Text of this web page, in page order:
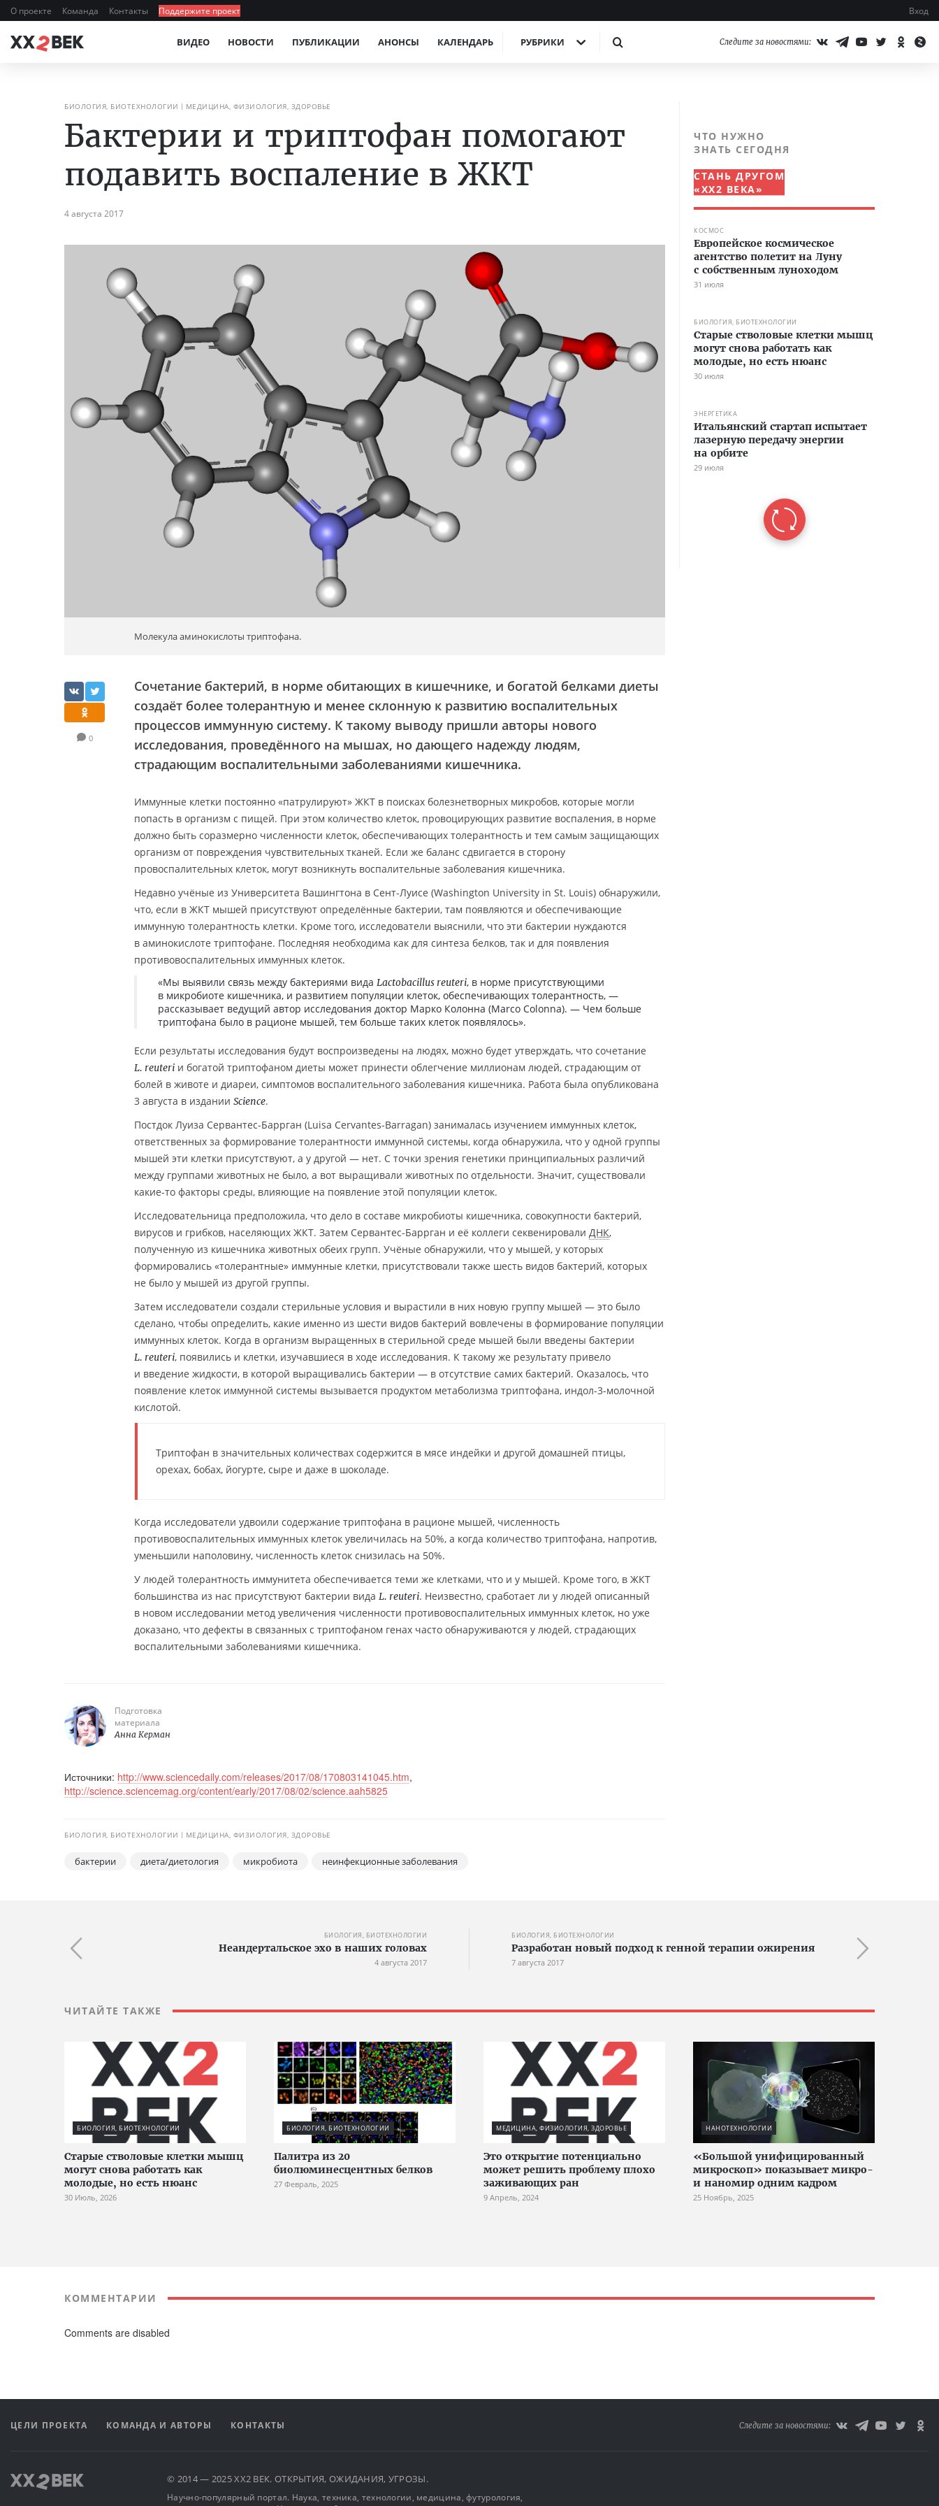
О проекте Команда Контакты Поддержите проект Вход
ВИДЕО НОВОСТИ ПУБЛИКАЦИИ АНОНСЫ КАЛЕНДАРЬ РУБРИКИ Следите за новостями:
БИОЛОГИЯ, БИОТЕХНОЛОГИИ МЕДИЦИНА, ФИЗИОЛОГИЯ, ЗДОРОВЬЕ
Бактерии и триптофан помогают
подавить воспаление в ЖКТ
4 августа 2017
Молекула аминокислоты триптофана.
0
Сочетание бактерий, в норме обитающих в кишечнике, и богатой белками диеты
создаёт более толерантную и менее склонную к развитию воспалительных
процессов иммунную систему. К такому выводу пришли авторы нового
исследования, проведённого на мышах, но дающего надежду людям,
страдающим воспалительными заболеваниями кишечника.
Иммунные клетки постоянно «патрулируют» ЖКТ в поисках болезнетворных микробов, которые могли
попасть в организм с пищей. При этом количество клеток, провоцирующих развитие воспаления, в норме
должно быть соразмерно численности клеток, обеспечивающих толерантность и тем самым защищающих
организм от повреждения чувствительных тканей. Если же баланс сдвигается в сторону
провоспалительных клеток, могут возникнуть воспалительные заболевания кишечника.
Недавно учёные из Университета Вашингтона в Сент-Луисе (Washington University in St. Louis) обнаружили,
что, если в ЖКТ мышей присутствуют определённые бактерии, там появляются и обеспечивающие
иммунную толерантность клетки. Кроме того, исследователи выяснили, что эти бактерии нуждаются
в аминокислоте триптофане. Последняя необходима как для синтеза белков, так и для появления
противовоспалительных иммунных клеток.
«Мы выявили связь между бактериями вида Lactobacillus reuteri, в норме присутствующими
в микробиоте кишечника, и развитием популяции клеток, обеспечивающих толерантность, —
рассказывает ведущий автор исследования доктор Марко Колонна (Marco Colonna). — Чем больше
триптофана было в рационе мышей, тем больше таких клеток появлялось».
Если результаты исследования будут воспроизведены на людях, можно будет утверждать, что сочетание
L. reuteri и богатой триптофаном диеты может принести облегчение миллионам людей, страдающим от
болей в животе и диареи, симптомов воспалительного заболевания кишечника. Работа была опубликована
3 августа в издании Science.
Постдок Луиза Сервантес-Баррган (Luisa Cervantes-Barragan) занималась изучением иммунных клеток,
ответственных за формирование толерантности иммунной системы, когда обнаружила, что у одной группы
мышей эти клетки присутствуют, а у другой — нет. С точки зрения генетики принципиальных различий
между группами животных не было, а вот выращивали животных по отдельности. Значит, существовали
какие-то факторы среды, влияющие на появление этой популяции клеток.
Исследовательница предположила, что дело в составе микробиоты кишечника, совокупности бактерий,
вирусов и грибков, населяющих ЖКТ. Затем Сервантес-Баррган и её коллеги секвенировали ДНК,
полученную из кишечника животных обеих групп. Учёные обнаружили, что у мышей, у которых
формировались «толерантные» иммунные клетки, присутствовали также шесть видов бактерий, которых
не было у мышей из другой группы.
Затем исследователи создали стерильные условия и вырастили в них новую группу мышей — это было
сделано, чтобы определить, какие именно из шести видов бактерий вовлечены в формирование популяции
иммунных клеток. Когда в организм выращенных в стерильной среде мышей были введены бактерии
L. reuteri, появились и клетки, изучавшиеся в ходе исследования. К такому же результату привело
и введение жидкости, в которой выращивались бактерии — в отсутствие самих бактерий. Оказалось, что
появление клеток иммунной системы вызывается продуктом метаболизма триптофана, индол-3-молочной
кислотой.
Триптофан в значительных количествах содержится в мясе индейки и другой домашней птицы,
орехах, бобах, йогурте, сыре и даже в шоколаде.
Когда исследователи удвоили содержание триптофана в рационе мышей, численность
противовоспалительных иммунных клеток увеличилась на 50%, а когда количество триптофана, напротив,
уменьшили наполовину, численность клеток снизилась на 50%.
У людей толерантность иммунитета обеспечивается теми же клетками, что и у мышей. Кроме того, в ЖКТ
большинства из нас присутствуют бактерии вида L. reuteri. Неизвестно, сработает ли у людей описанный
в новом исследовании метод увеличения численности противовоспалительных иммунных клеток, но уже
доказано, что дефекты в связанных с триптофаном генах часто обнаруживаются у людей, страдающих
воспалительными заболеваниями кишечника.
Подготовка
материала
Анна Керман
Источники: http://www.sciencedaily.com/releases/2017/08/170803141045.htm,
http://science.sciencemag.org/content/early/2017/08/02/science.aah5825
БИОЛОГИЯ, БИОТЕХНОЛОГИИ МЕДИЦИНА, ФИЗИОЛОГИЯ, ЗДОРОВЬЕ
бактерии диета/диетология микробиота неинфекционные заболевания
ЧТО НУЖНО
ЗНАТЬ СЕГОДНЯ
СТАНЬ ДРУГОМ
«XX2 ВЕКА»
КОСМОС
Европейское космическое
агентство полетит на Луну
с собственным луноходом
31 июля
БИОЛОГИЯ, БИОТЕХНОЛОГИИ
Старые стволовые клетки мышц
могут снова работать как
молодые, но есть нюанс
30 июля
ЭНЕРГЕТИКА
Итальянский стартап испытает
лазерную передачу энергии
на орбите
29 июля
БИОЛОГИЯ, БИОТЕХНОЛОГИИ
Неандертальское эхо в наших головах
4 августа 2017
БИОЛОГИЯ, БИОТЕХНОЛОГИИ
Разработан новый подход к генной терапии ожирения
7 августа 2017
ЧИТАЙТЕ ТАКЖЕ
БИОЛОГИЯ, БИОТЕХНОЛОГИИ
Старые стволовые клетки мышц
могут снова работать как
молодые, но есть нюанс
30 Июль, 2026
БИОЛОГИЯ, БИОТЕХНОЛОГИИ
Палитра из 20
биолюминесцентных белков
27 Февраль, 2025
МЕДИЦИНА, ФИЗИОЛОГИЯ, ЗДОРОВЬЕ
Это открытие потенциально
может решить проблему плохо
заживающих ран
9 Апрель, 2024
НАНОТЕХНОЛОГИИ
«Большой унифицированный
микроскоп» показывает микро-
и наномир одним кадром
25 Ноябрь, 2025
КОММЕНТАРИИ
Comments are disabled
ЦЕЛИ ПРОЕКТА КОМАНДА И АВТОРЫ КОНТАКТЫ Следите за новостями:
© 2014 — 2025 XX2 ВЕК. ОТКРЫТИЯ, ОЖИДАНИЯ, УГРОЗЫ.
Научно-популярный портал. Наука, техника, технологии, медицина, футурология,